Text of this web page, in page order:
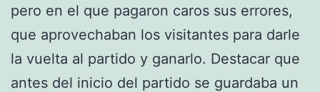
pero en el que pagaron caros sus errores,
que aprovechaban los visitantes para darle
la vuelta al partido y ganarlo. Destacar que
antes del inicio del partido se guardaba un